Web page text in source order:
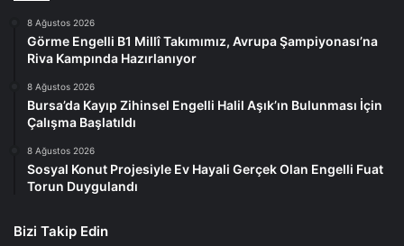
8 Ağustos 2026
Görme Engelli B1 Millî Takımımız, Avrupa Şampiyonası’na
Riva Kampında Hazırlanıyor
8 Ağustos 2026
Bursa’da Kayıp Zihinsel Engelli Halil Aşık’ın Bulunması İçin
Çalışma Başlatıldı
8 Ağustos 2026
Sosyal Konut Projesiyle Ev Hayali Gerçek Olan Engelli Fuat
Torun Duygulandı
Bizi Takip Edin